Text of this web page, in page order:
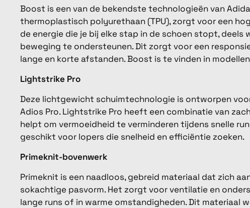
Boost is een van de bekendste technologieën van
thermoplastisch polyurethaan (TPU), zorgt voor een
de energie die je bij elke stap in de schoen stopt,
beweging te ondersteunen. Dit zorgt voor een
lange en korte afstanden. Boost is te vinden in
Lightstrike Pro
Deze lichtgewicht schuimtechnologie is ontworpen
Adios Pro. Lightstrike Pro heeft een combinatie van
helpt om vermoeidheid te verminderen tijdens snelle
geschikt voor lopers die snelheid en efficiëntie zoeken.
Primeknit-bovenwerk
Primeknit is een naadloos, gebreid materiaal dat zich
sokachtige pasvorm. Het zorgt voor ventilatie en
lange runs of in warme omstandigheden. Dit materiaal